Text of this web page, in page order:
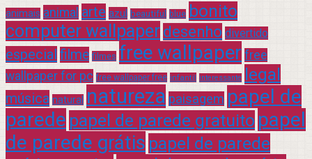
animais animal arte azul beautiful blue bonito
computer wallpaper desenho divertido
especial filme filmes free wallpaper free
wallpaper for pc free wallpaper free infantil interessante legal
música natural natureza paisagem papel de
parede papel de parede gratuito papel
de parede grátis papel de parede